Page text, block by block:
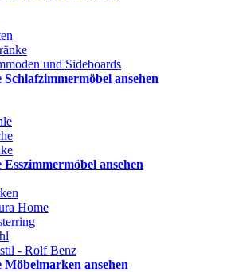
und Sideboards
Schlafzimmermöbel ansehen
Esszimmermöbel ansehen
Home
- Rolf Benz
Möbelmarken ansehen